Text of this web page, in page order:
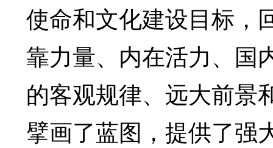
使命和文化建设目标，
靠力量、内在活力、国
的客观规律、远大前景
擘画了蓝图，提供了强